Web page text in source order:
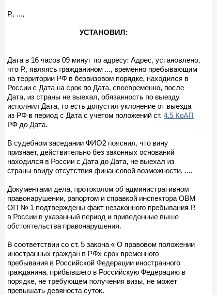
Р., ...,
УСТАНОВИЛ:
Дата в 16 часов 09 минут по адресу: Адрес, установлено,
что Р., являясь гражданином ..., временно пребывающим
на территории РФ в безвизовом порядке, находился в
России с Дата на срок по Дата, своевременно, после
Дата, из страны не выехал, обязанность по выезду
исполнил Дата, то есть допустил уклонение от выезда
из РФ в период с Дата с учетом положений ст. 4.5 КоАП
РФ до Дата.
В судебном заседании ФИО2 пояснил, что вину
признает, действительно без законных оснований
находился в России с Дата до Дата, не выехал из
страны ввиду отсутствия финансовой возможности. ....
Документами дела, протоколом об административном
правонарушении, рапортом и справкой инспектора ОВМ
ОП № 1 подтверждены факт незаконного пребывания Р.
в России в указанный период и приведенные выше
обстоятельства правонарушения.
В соответствии со ст. 5 закона « О правовом положении
иностранных граждан в РФ» срок временного
пребывания в Российской Федерации иностранного
гражданина, прибывшего в Российскую Федерацию в
порядке, не требующем получения визы, не может
превышать девяноста суток.